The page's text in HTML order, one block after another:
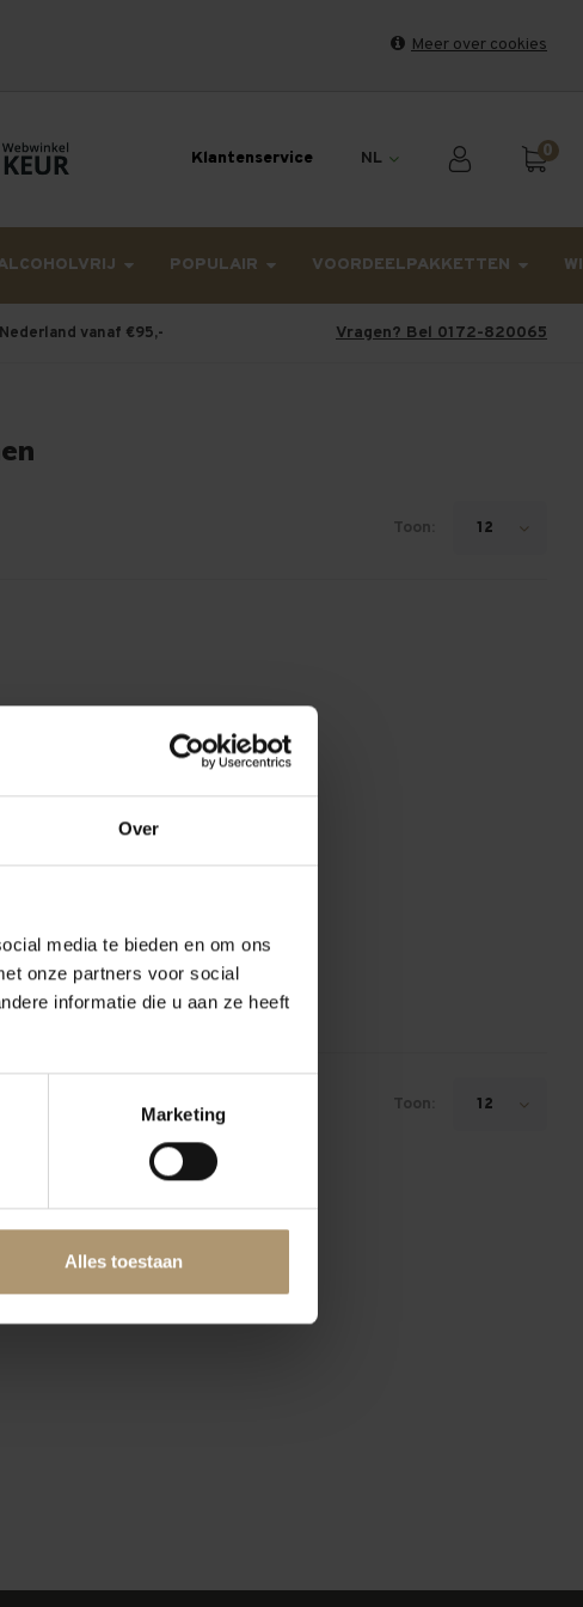
Over
media te bieden en om ons
onze partners voor social
informatie die u aan ze heeft
Marketing
Alles toestaan
Meer over cookies
weekend en maandag worden dinsdag verzonden.
Klantenservice NL 0
POPULAIR VOORDEELPAKKETTEN
vanaf €95,- Vragen? Bel 0172-820065
Toon: 12
Toon: 12